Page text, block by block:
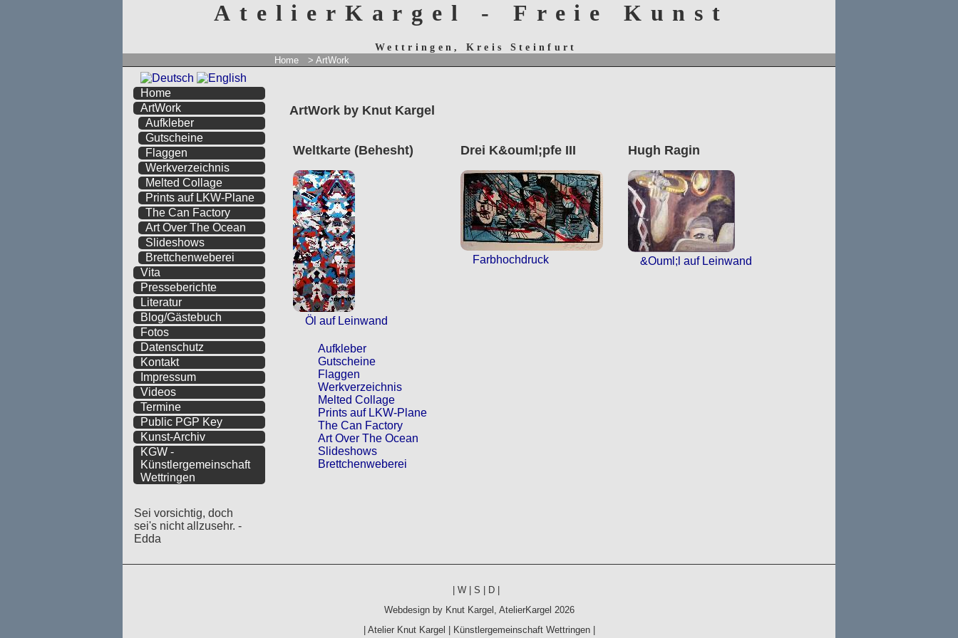
AtelierKargel - Freie Kunst
Wettringen, Kreis Steinfurt
Home > ArtWork
ArtWork by Knut Kargel
Weltkarte (Behesht)
Öl auf Leinwand
Drei K&ouml;pfe III
Farbhochdruck
Hugh Ragin
&Ouml;l auf Leinwand
Aufkleber
Gutscheine
Flaggen
Werkverzeichnis
Melted Collage
Prints auf LKW-Plane
The Can Factory
Art Over The Ocean
Slideshows
Brettchenweberei
Home
ArtWork
Aufkleber
Gutscheine
Flaggen
Werkverzeichnis
Melted Collage
Prints auf LKW-Plane
The Can Factory
Art Over The Ocean
Slideshows
Brettchenweberei
Vita
Presseberichte
Literatur
Blog/Gästebuch
Fotos
Datenschutz
Kontakt
Impressum
Videos
Termine
Public PGP Key
Kunst-Archiv
KGW -
Künstlergemeinschaft
Wettringen
Sei vorsichtig, doch
sei's nicht allzusehr. -
Edda
W S D
Webdesign by Knut Kargel , AtelierKargel 2026
Atelier Knut Kargel Künstlergemeinschaft Wettringen|